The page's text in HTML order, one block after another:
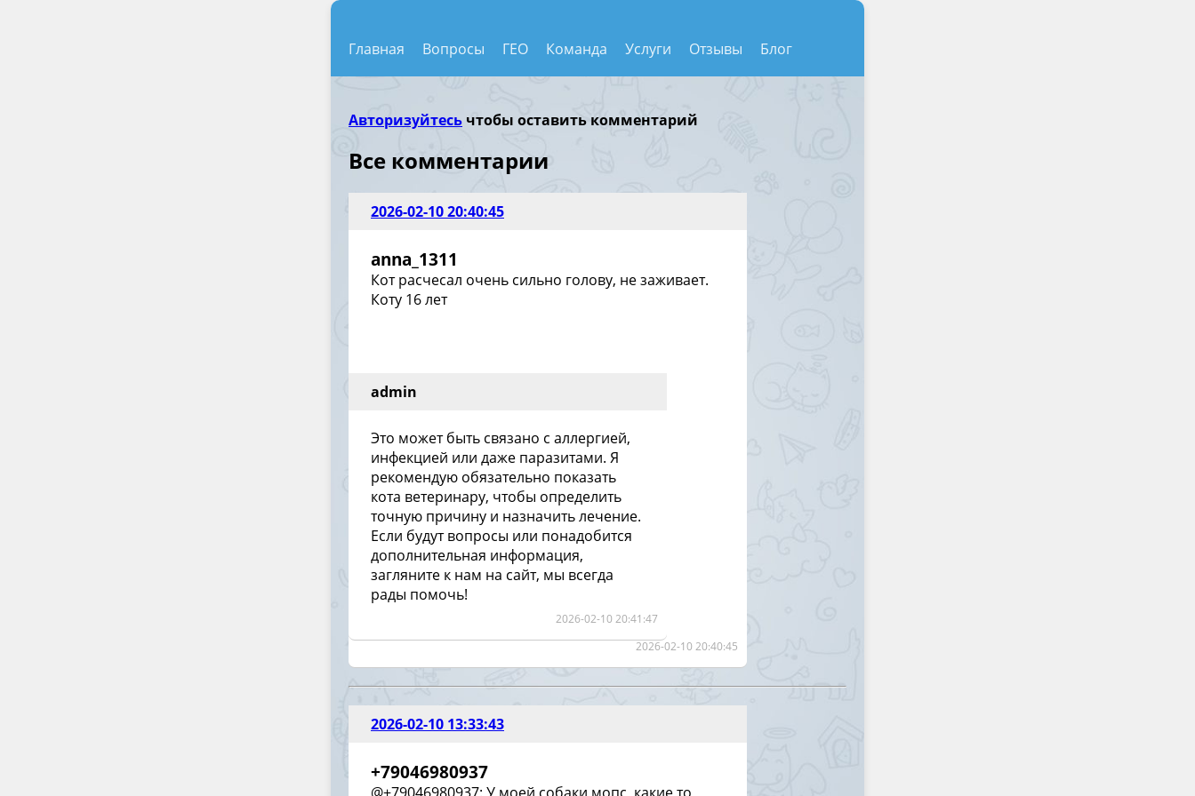
Главная Вопросы ГЕО Команда Услуги Отзывы Блог
Авторизуйтесь чтобы оставить комментарий
Все комментарии
2026-02-10 20:40:45
2026-02-10 20:40:45
anna_1311
Кот расчесал очень сильно голову, не заживает.
Коту 16 лет
admin
2026-02-10 20:41:47
Это может быть связано с аллергией,
инфекцией или даже паразитами. Я
рекомендую обязательно показать
кота ветеринару, чтобы определить
точную причину и назначить лечение.
Если будут вопросы или понадобится
дополнительная информация,
загляните к нам на сайт, мы всегда
рады помочь!
2026-02-10 13:33:43
+79046980937